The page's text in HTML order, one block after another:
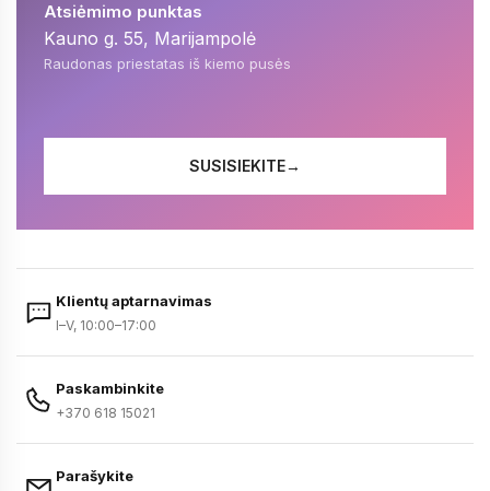
Atsiėmimo punktas
Kauno g. 55, Marijampolė
Raudonas priestatas iš kiemo pusės
SUSISIEKITE→
Klientų aptarnavimas
I–V, 10:00–17:00
Paskambinkite
+370 618 15021
Parašykite